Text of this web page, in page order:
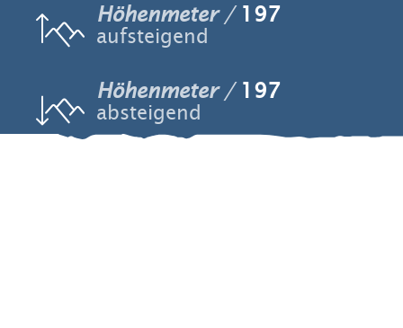
Höhenmeter 197
aufsteigend
Höhenmeter 197
absteigend